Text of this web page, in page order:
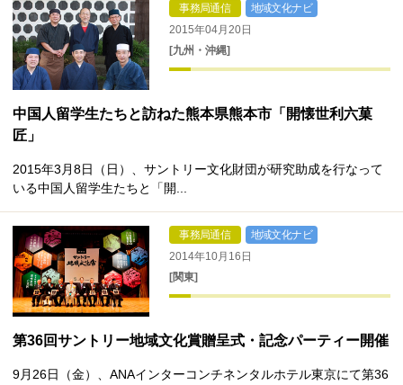
事務局通信
地域文化ナビ
2015年04月20日
[九州・沖縄]
中国人留学生たちと訪ねた熊本県熊本市「開懐世利六菓
匠」
2015年3月8日（日）、サントリー文化財団が研究助成を行なって
いる中国人留学生たちと「開...
事務局通信
地域文化ナビ
2014年10月16日
[関東]
第36回サントリー地域文化賞贈呈式・記念パーティー開催
9月26日（金）、ANAインターコンチネンタルホテル東京にて第36